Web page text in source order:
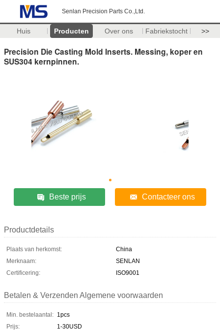
Senlan Precision Parts Co.,Ltd.
Huis Producten Over ons Fabriekstocht >>
Precision Die Casting Mold Inserts. Messing, koper en
SUS304 kernpinnen.
Beste prijs Contacteer ons
Productdetails
Plaats van herkomst:
China
Merknaam:
SENLAN
Certificering:
ISO9001
Betalen & Verzenden Algemene voorwaarden
Min. bestelaantal: 1pcs
Prijs:
1-30USD